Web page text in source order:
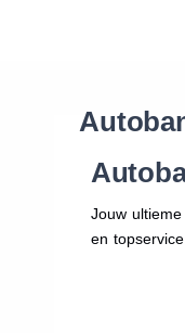
Jouw
en topservice